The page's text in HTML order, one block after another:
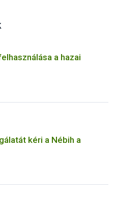
a hazai
kéri a Nébih a